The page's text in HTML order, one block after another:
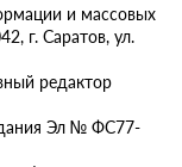
и массовых
г. Саратов, ул.
редактор
Эл № ФС77-